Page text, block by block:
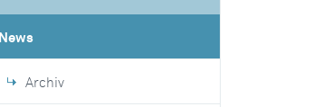
News
Archiv